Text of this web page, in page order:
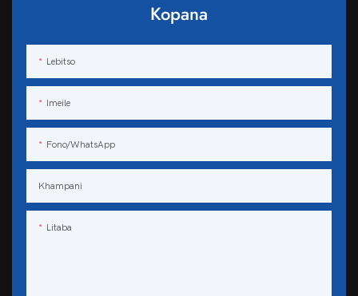
Kopana
Lebitso
Imeile
Fono/WhatsApp
Khampani
Litaba